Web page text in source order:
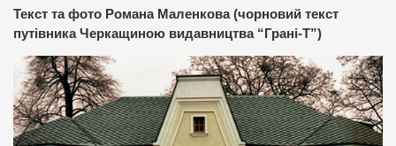
Текст та фото Романа Маленкова (чорновий текст
путівника Черкащиною видавництва “Грані-Т”)